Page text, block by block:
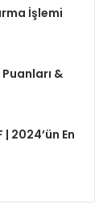
İşlemi
&
| 2024’ün En